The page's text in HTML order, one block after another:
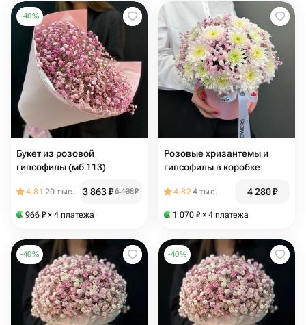
-40%
Букет из розовой
гипсофилы (мб 113)
4.81 20 тыс. 3 863₽6 438₽
966 ₽ × 4 платежа
Розовые хризантемы и
гипсофилы в коробке
4.824 тыс. 4 280₽
1 070 ₽ × 4 платежа
-40% -40%